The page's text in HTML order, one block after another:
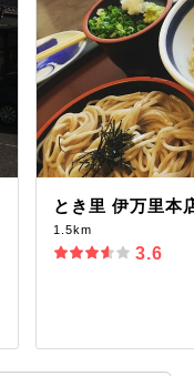
とき里 伊万里本
1.5km
3.6